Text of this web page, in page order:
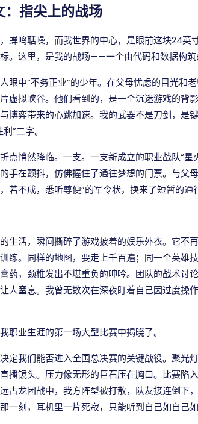
：指尖上的战场
蝉鸣聒噪，而我世界的中心，是眼前这块24英
。这里，是我的战场——一个由代码和数据构筑
眼中“不务正业”的少年。在父母忧虑的目光和
虚拟峡谷。他们看到的，是一个沉迷游戏的背
博弈带来的心跳加速。我的武器不是刀剑，是
”二字。
点悄然降临。一支。一支新成立的职业战队“
手在颤抖，仿佛握住了通往梦想的门票。与父
若不成，悉听尊便”的军令状，换来了短暂的通
生活，瞬间撕碎了游戏披着的娱乐外衣。它不
练。同样的地图，要走上千百遍；同一个英雄
药，颈椎发出不堪重负的呻吟。团队的战术讨
人窒息。我曾无数次在深夜盯着自己因过度操
职业生涯的第一场大型比赛中揭晓了。
定我们能否进入全国总决赛的关键战役。聚光
播镜头。压力像无形的巨石压在胸口。比赛陷
古龙团战中，我方阵型被打散，队友接连倒下
一刻，耳机里一片死寂，只能听到自己如自己如